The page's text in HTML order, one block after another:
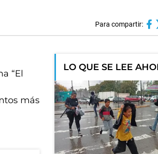
Para compartir:
“El
más
LO QUE SE LEE